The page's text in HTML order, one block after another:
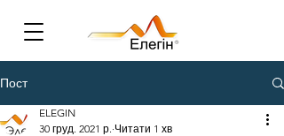
Пост
ELEGIN
30 груд. 2021 р. Читати 1 хв